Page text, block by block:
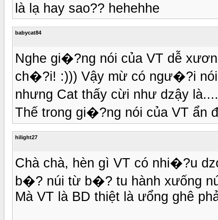
là lạ hay sao?? hehehhe
babycat84
Nghe gi�?ng nói của VT dễ
ch�?i! :))) Vậy mừ có ngư�?i
nhưng Cat thấy cừi như dzậy
Thế trong gi�?ng nói của VT ẩn
hilight27
Chà chà, hèn gì VT có nhi�?u
b�? núi từ b�? tu hành xưống
Mà VT là BD thiệt là ưổng ghê